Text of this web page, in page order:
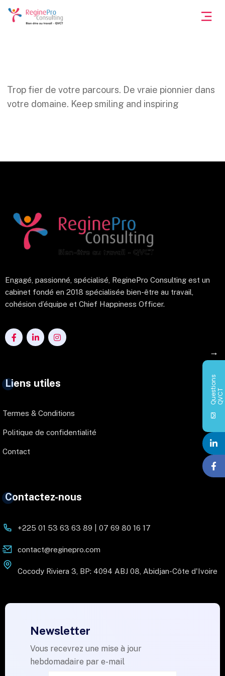
Trop fier de votre parcours. De vraie pionnier dans
votre domaine. Keep smiling and inspiring
Engagé, passionné, spécialisé, ReginePro Consulting est un
cabinet fondé en 2018 spécialisée bien-être au travail,
cohésion d’équipe et Chief Happiness Officer.
Liens utiles
Termes & Conditions
Politique de confidentialité
Contact
Contactez-nous
+225 01 53 63 63 89 | 07 69 80 16 17
contact@reginepro.com
Cocody Riviera 3, BP: 4094 ABJ 08, Abidjan-Côte d'Ivoire
Newsletter
Vous recevrez une mise à jour
hebdomadaire par e-mail
→
Q
u
e
st
i
o
n
s
Q
V
CT